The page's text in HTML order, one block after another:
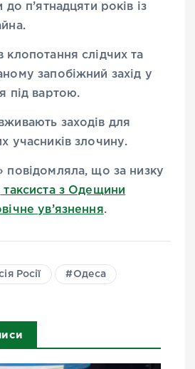
п’ятнадцяти років із
клопотання слідчих та
запобіжний захід у
під вартою.
заходів для
учасників злочину.
повідомляла, що за низку
таксиста з Одещини
ув’язнення.
Росії Одеса